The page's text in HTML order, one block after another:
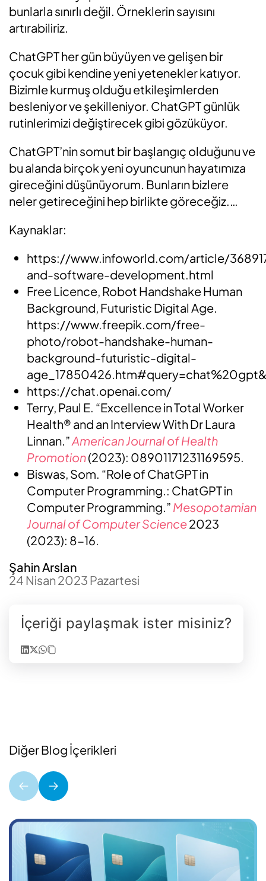
bunlarla sınırlı değil. Örneklerin sayısını
artırabiliriz.
ChatGPT her gün büyüyen ve gelişen bir
çocuk gibi kendine yeni yetenekler katıyor.
Bizimle kurmuş olduğu etkileşimlerden
besleniyor ve şekilleniyor. ChatGPT günlük
rutinlerimizi değiştirecek gibi gözüküyor.
ChatGPT’nin somut bir başlangıç olduğunu ve
bu alanda birçok yeni oyuncunun hayatımıza
gireceğini düşünüyorum. Bunların bizlere
neler getireceğini hep birlikte göreceğiz.…
Kaynaklar:
https://www.infoworld.com/article/
and-software-development.html
Free Licence, Robot Handshake Human
Background, Futuristic Digital Age.
https://www.freepik.com/free-
photo/robot-handshake-human-
background-futuristic-digital-
https://chat.openai.com/
Terry, Paul E. “Excellence in Total Worker
Health® and an Interview With Dr Laura
Linnan.”American Journal of Health
Promotion(2023): 08901171231169595.
Biswas, Som. “Role of ChatGPT in
Computer Programming.: ChatGPT in
Computer Programming.” Mesopotamian
Journal of Computer Science2023
(2023): 8-16.
Şahin Arslan
24 Nisan 2023 Pazartesi
İçeriği paylaşmak ister misiniz?
Diğer Blog İçerikleri